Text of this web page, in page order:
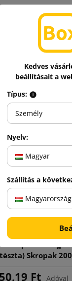
még
alapú csomagoló
Skropak
Ft Adóval
Kedves
beállításait a
Típus:
Személy
Nyelv:
Magyar
Szállítás a
Magyarország